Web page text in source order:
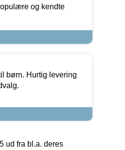
og kendte
børn. Hurtig levering
ud fra bl.a. deres